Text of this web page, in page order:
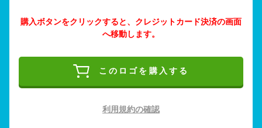
購入ボタンをクリックすると、クレジットカード決済の画面
へ移動します。
このロゴを購入する
利用規約の確認